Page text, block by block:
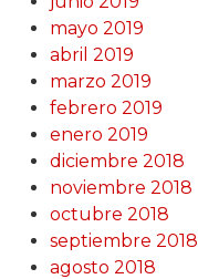
mayo 2019
abril 2019
marzo 2019
febrero 2019
enero 2019
diciembre 2018
noviembre 2018
octubre 2018
septiembre 2018
agosto 2018